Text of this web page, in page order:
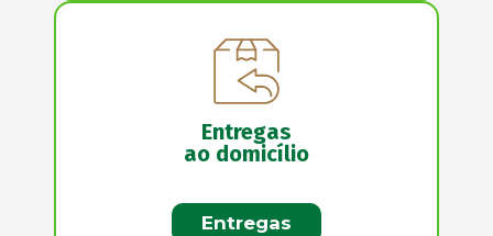
Entregas
ao domicílio
Entregas